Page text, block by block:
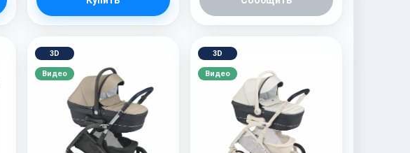
3D
Видео
3D
Видео